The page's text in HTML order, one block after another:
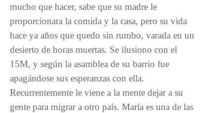
mucho que hacer, sabe que su madre le
proporcionara la comida y la casa, pero su vida
hace ya años que quedo sin rumbo, varada en un
desierto de horas muertas. Se ilusiono con el
15M, y según la asamblea de su barrio fue
apagándose sus esperanzas con ella.
Recurrentemente le viene a la mente dejar a su
gente para migrar a otro país. María es una de las